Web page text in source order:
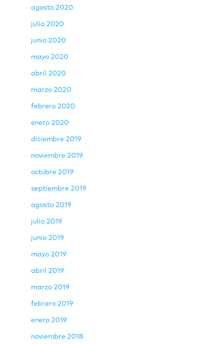
agosto 2020
julio 2020
junio 2020
mayo 2020
abril 2020
marzo 2020
febrero 2020
enero 2020
diciembre 2019
noviembre 2019
octubre 2019
septiembre 2019
agosto 2019
julio 2019
junio 2019
mayo 2019
abril 2019
marzo 2019
febrero 2019
enero 2019
noviembre 2018